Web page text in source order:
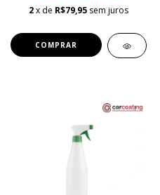
2x de R$79,95 sem juros